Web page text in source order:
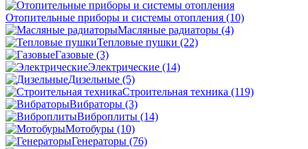
Отопительные приборы и системы отопления (10)
Масляные радиаторы (4)
Тепловые пушки (22)
Газовые (3)
Электрические (14)
Дизельные (5)
Строительная техника (119)
Вибраторы (3)
Виброплиты (14)
Мотобуры (10)
Генераторы (76)